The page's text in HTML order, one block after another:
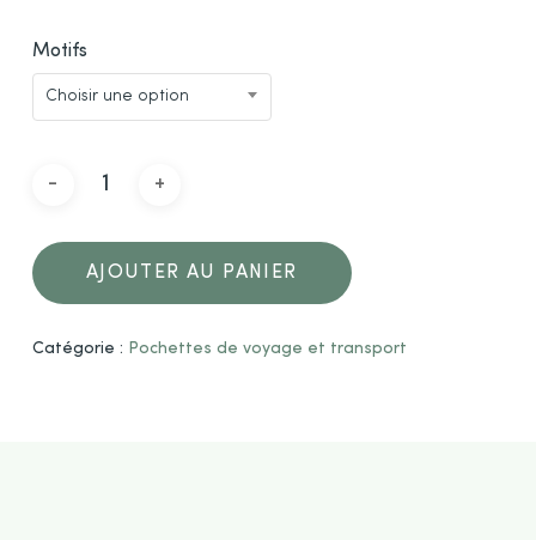
Motifs
Choisir une option
AJOUTER AU PANIER
Catégorie : Pochettes de voyage et transport